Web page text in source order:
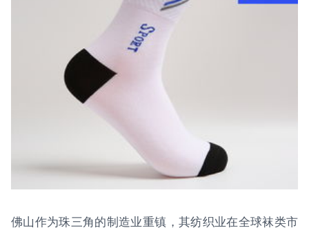
佛山作为珠三角的制造业重镇，其纺织业在全球袜类市